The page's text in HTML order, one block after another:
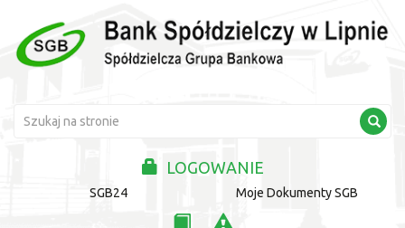
LOGOWANIE
SGB24 Moje Dokumenty SGB